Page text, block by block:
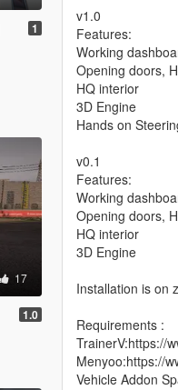
1
17
1.0
v1.0
Features:
Working
Opening doors,
HQ interior
3D Engine
Hands on
v0.1
Features:
Working
Opening doors,
HQ interior
3D Engine
Installation is on
Requirements :
TrainerV:https://
Menyoo:https://
Vehicle Addon